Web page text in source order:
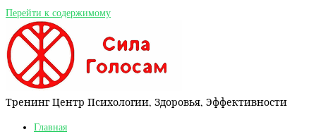
Перейти к содержимому
Тренинг Центр Психологии, Здоровья, Эффективности
Главная